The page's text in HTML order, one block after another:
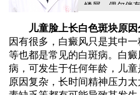
鳞屑，偶尔伴
和瘙痒，可逐
关，家长及时
查，能更清楚
性。...
儿童脸上长白色斑块原因
因有很多，白癜风只是其中
等也都是常见的白斑病。白
病，可发生于任何年龄，儿
原因复杂，长时间精神压力